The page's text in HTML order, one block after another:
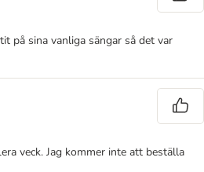
på sina vanliga sängar så det var
veck. Jag kommer inte att beställa